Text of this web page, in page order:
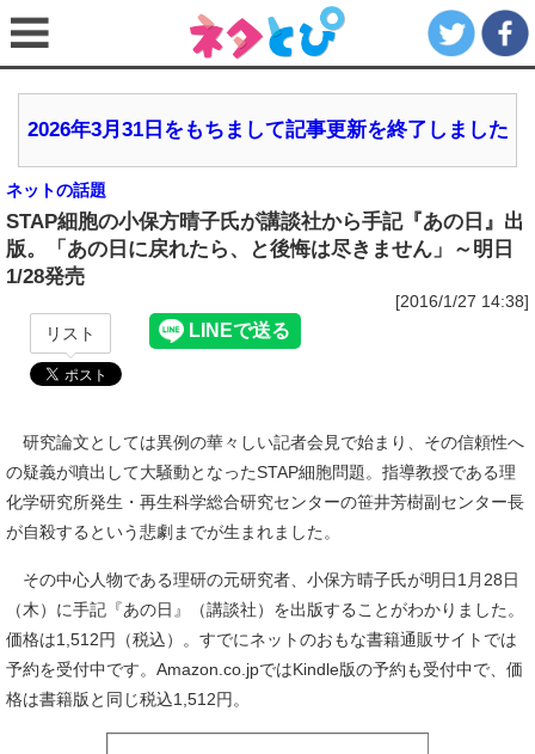
2026年3月31日をもちまして記事更新を終了しました
ネットの話題
STAP細胞の小保方晴子氏が講談社から手記『あの日』出
版。「あの日に戻れたら、と後悔は尽きません」～明日
1/28発売
[2016/1/27 14:38]
リスト
研究論文としては異例の華々しい記者会見で始まり、その信頼性へ
の疑義が噴出して大騒動となったSTAP細胞問題。指導教授である理
化学研究所発生・再生科学総合研究センターの笹井芳樹副センター長
が自殺するという悲劇までが生まれました。
その中心人物である理研の元研究者、小保方晴子氏が明日1月28日
（木）に手記『あの日』（講談社）を出版することがわかりました。
価格は1,512円（税込）。すでにネットのおもな書籍通販サイトでは
予約を受付中です。Amazon.co.jpではKindle版の予約も受付中で、価
格は書籍版と同じ税込1,512円。